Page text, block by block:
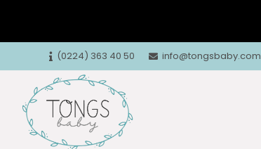
(0224) 363 40 50 info@tongsbaby.com